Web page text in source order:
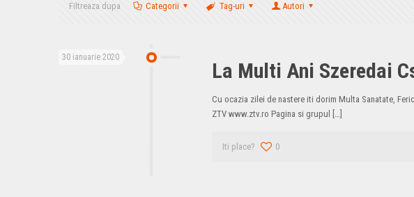
Filtreaza dupa Categorii Tag-uri Autori
30 ianuarie 2020
La Multi Ani Szeredai
Cu ocazia zilei de nastere iti dorim Multa Sanatate,
ZTV www.ztv.ro Pagina si grupul
[…]
Iti place? 0